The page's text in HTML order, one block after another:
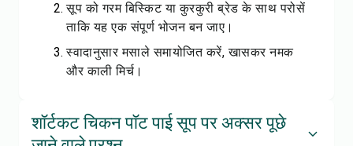
सूप को गरम बिस्किट या कुरकुरी ब्रेड के साथ परोसें
ताकि यह एक संपूर्ण भोजन बन जाए।
स्वादानुसार मसाले समायोजित करें, खासकर नमक
और काली मिर्च।
शॉर्टकट चिकन पॉट पाई सूप पर अक्सर पूछे